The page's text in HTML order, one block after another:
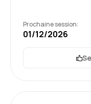
Prochaine session:
01/12/2026